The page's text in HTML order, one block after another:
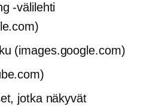
-välilehti
(images.google.com)
jotka näkyvät